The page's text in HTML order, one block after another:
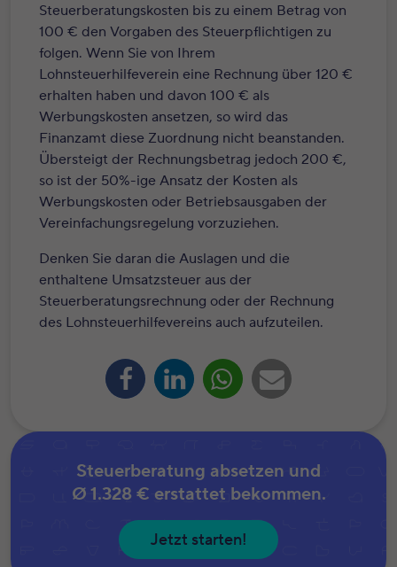
Steuerberatungskosten bis zu einem Betrag von
100 € den Vorgaben des Steuerpflichtigen zu
folgen. Wenn Sie von Ihrem
Lohnsteuerhilfeverein eine Rechnung über 120 €
erhalten haben und davon 100 € als
Werbungskosten ansetzen, so wird das
Finanzamt diese Zuordnung nicht beanstanden.
Übersteigt der Rechnungsbetrag jedoch 200 €,
so ist der 50%-ige Ansatz der Kosten als
Werbungskosten oder Betriebsausgaben der
Vereinfachungsregelung vorzuziehen.
Denken Sie daran die Auslagen und die
enthaltene Umsatzsteuer aus der
Steuerberatungsrechnung oder der Rechnung
des Lohnsteuerhilfevereins auch aufzuteilen.
Steuerberatung absetzen und
Ø 1.328 € erstattet bekommen.
Jetzt starten!